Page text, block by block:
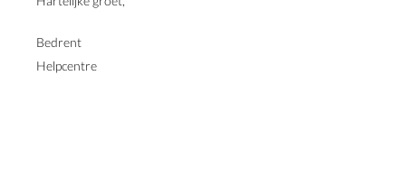
Bedrent
Helpcentre